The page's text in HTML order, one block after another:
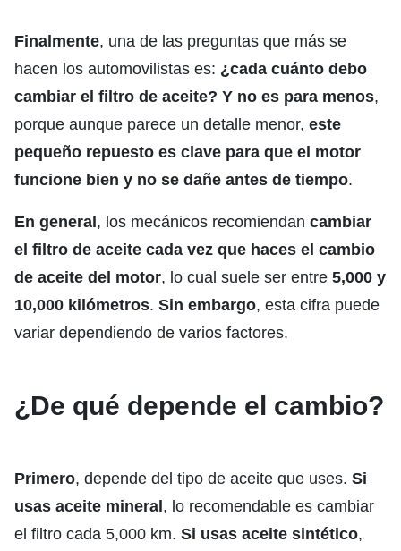
Finalmente, una de las preguntas que más se
hacen los automovilistas es: ¿cada cuánto debo
cambiar el filtro de aceite? Y no es para menos,
porque aunque parece un detalle menor, este
pequeño repuesto es clave para que el motor
funcione bien y no se dañe antes de tiempo.
En general, los mecánicos recomiendan cambiar
el filtro de aceite cada vez que haces el cambio
de aceite del motor, lo cual suele ser entre 5,000 y
10,000 kilómetros. Sin embargo, esta cifra puede
variar dependiendo de varios factores.
¿De qué depende el cambio?
Primero, depende del tipo de aceite que uses. Si
usas aceite mineral, lo recomendable es cambiar
el filtro cada 5,000 km. Si usas aceite sintético,